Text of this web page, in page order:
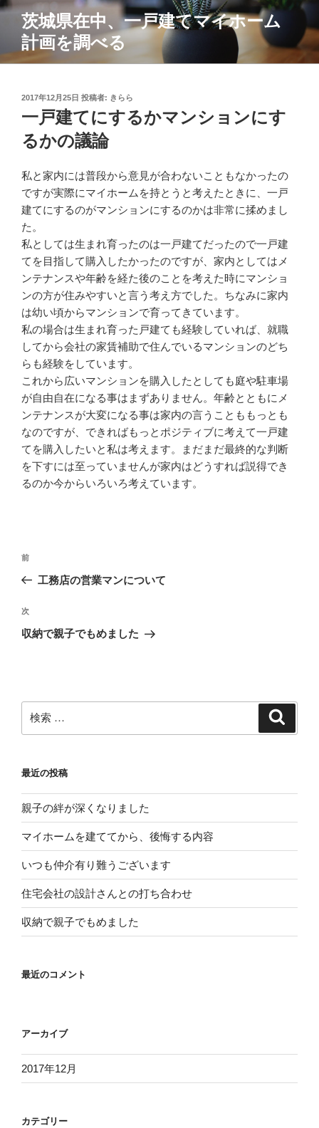
コ
茨城県在中、一戸建てマイホーム
計画を調べる
投
2017年12月25日 投稿者: きらら
一戸建てにするかマンションにす
るかの議論
私と家内には普段から意見が合わないこともなかったの
ですが実際にマイホームを持とうと考えたときに、一戸
建てにするのがマンションにするのかは非常に揉めまし
た。
私としては生まれ育ったのは一戸建てだったので一戸建
てを目指して購入したかったのですが、家内としてはメ
ンテナンスや年齢を経た後のことを考えた時にマンショ
ンの方が住みやすいと言う考え方でした。ちなみに家内
は幼い頃からマンションで育ってきています。
私の場合は生まれ育った戸建ても経験していれば、就職
してから会社の家賃補助で住んでいるマンションのどち
らも経験をしています。
これから広いマンションを購入したとしても庭や駐車場
が自由自在になる事はまずありません。年齢とともにメ
ンテナンスが大変になる事は家内の言うことももっとも
なのですが、できればもっとポジティブに考えて一戸建
てを購入したいと私は考えます。まだまだ最終的な判断
を下すには至っていませんが家内はどうすれば説得でき
るのか今からいろいろ考えています。
投
ビ
ゲ
ン
過
去
投
稿
前
工務店の営業マンについて
次
の
次
収納で親子でもめました
検
索:
最近の投稿
親子の絆が深くなりました
マイホームを建ててから、後悔する内容
いつも仲介有り難うございます
住宅会社の設計さんとの打ち合わせ
収納で親子でもめました
最近のコメント
アーカイブ
2017年12月
カテゴリー